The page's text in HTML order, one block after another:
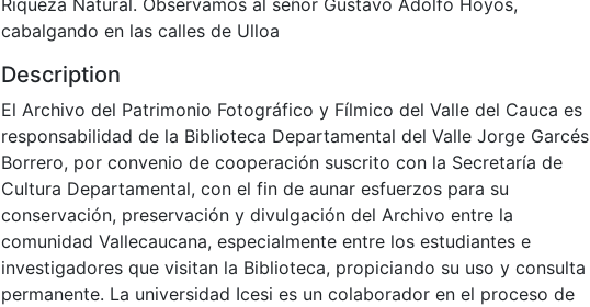
cabalgando en las calles de Ulloa
Description
El Archivo del Patrimonio Fotográfico y Fílmico del Valle del Cauca es
responsabilidad de la Biblioteca Departamental del Valle Jorge Garcés
Borrero, por convenio de cooperación suscrito con la Secretaría de
Cultura Departamental, con el fin de aunar esfuerzos para su
conservación, preservación y divulgación del Archivo entre la
comunidad Vallecaucana, especialmente entre los estudiantes e
investigadores que visitan la Biblioteca, propiciando su uso y consulta
permanente. La universidad Icesi es un colaborador en el proceso de